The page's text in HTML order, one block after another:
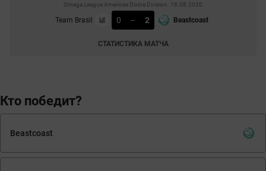
Кто победит?
Beastcoast
Omega League Americas Divine Division. 18.08.2020
Team Brasil 0 – 2 Beastcoast
СТАТИСТИКА МАТЧА